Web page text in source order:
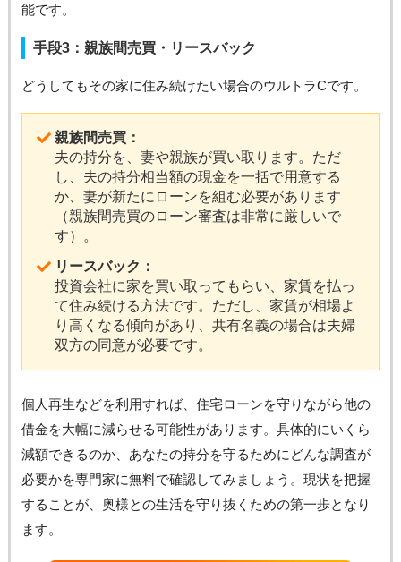
能です。
手段3：親族間売買・リースバック
どうしてもその家に住み続けたい場合のウルトラCです。
親族間売買：
夫の持分を、妻や親族が買い取ります。ただ
し、夫の持分相当額の現金を一括で用意する
か、妻が新たにローンを組む必要があります
（親族間売買のローン審査は非常に厳しいで
す）。
リースバック：
投資会社に家を買い取ってもらい、家賃を払っ
て住み続ける方法です。ただし、家賃が相場よ
り高くなる傾向があり、共有名義の場合は夫婦
双方の同意が必要です。
個人再生などを利用すれば、住宅ローンを守りながら他の
借金を大幅に減らせる可能性があります。具体的にいくら
減額できるのか、あなたの持分を守るためにどんな調査が
必要かを専門家に無料で確認してみましょう。現状を把握
することが、奥様との生活を守り抜くための第一歩となり
ます。